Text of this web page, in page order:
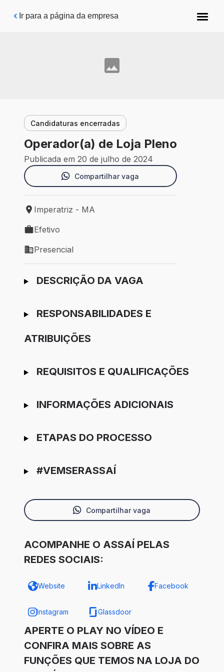
Pular para o conteúdo principal
Ir para a página da empresa
Candidaturas encerradas
Operador(a) de Loja Pleno
Publicada em 20 de julho de 2024
Compartilhar vaga
Local de trabalho: Imperatriz - MA
Imperatriz - MA
Tipo de vaga: Efetivo
Efetivo
Modelo de trabalho: Presencial
Presencial
Ir para candidatura
DESCRIÇÃO DA VAGA
RESPONSABILIDADES E
ATRIBUIÇÕES
REQUISITOS E QUALIFICAÇÕES
INFORMAÇÕES ADICIONAIS
ETAPAS DO PROCESSO
#VEMSERASSAÍ
Compartilhar vaga
ACOMPANHE O ASSAÍ PELAS
REDES SOCIAIS:
Website LinkedIn Facebook
Instagram Glassdoor
APERTE O PLAY NO VÍDEO E
CONFIRA MAIS SOBRE AS
FUNÇÕES QUE TEMOS NA LOJA DO